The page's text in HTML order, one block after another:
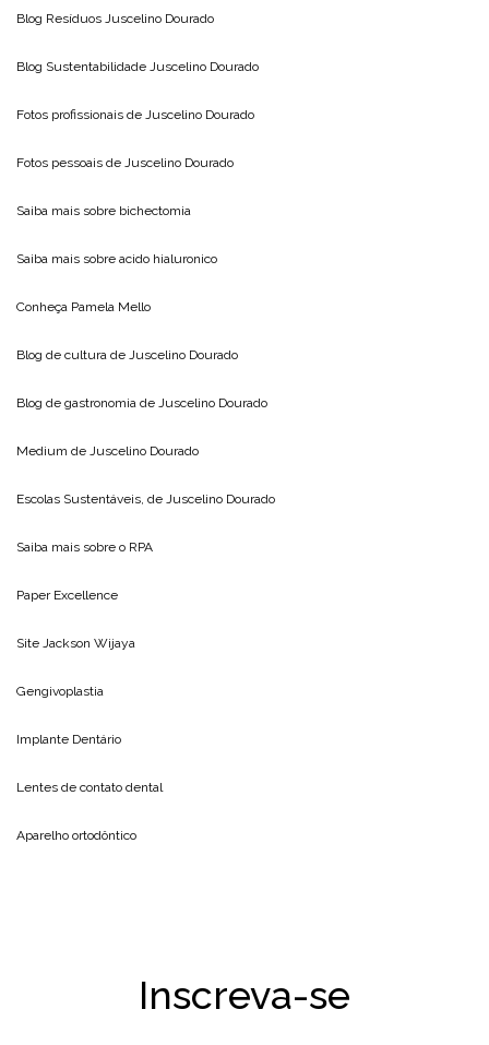
Blog Resíduos Juscelino Dourado
Blog Sustentabilidade Juscelino Dourado
Fotos profissionais de Juscelino Dourado
Fotos pessoais de Juscelino Dourado
Saiba mais sobre bichectomia
Saiba mais sobre acido hialuronico
Conheça Pamela Mello
Blog de cultura de Juscelino Dourado
Blog de gastronomia de Juscelino Dourado
Medium de Juscelino Dourado
Escolas Sustentáveis, de Juscelino Dourado
Saiba mais sobre o RPA
Paper Excellence
Site Jackson Wijaya
Gengivoplastia
Implante Dentário
Lentes de contato dental
Aparelho ortodôntico
Inscreva-se